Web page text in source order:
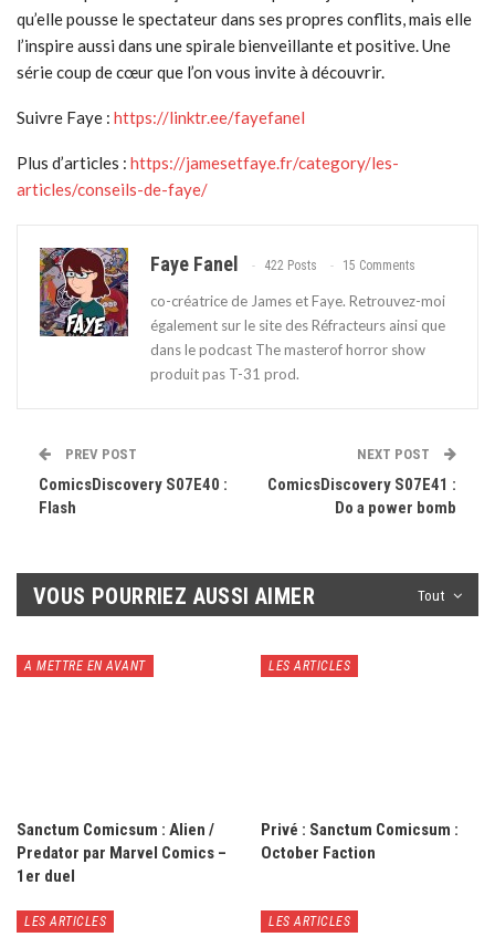
qu’elle pousse le spectateur dans ses propres conflits, mais elle
l’inspire aussi dans une spirale bienveillante et positive. Une
série coup de cœur que l’on vous invite à découvrir.
Suivre Faye : https://linktr.ee/fayefanel
Plus d’articles : https://jamesetfaye.fr/category/les-
articles/conseils-de-faye/
Faye Fanel 422 Posts 15 Comments
co-créatrice de James et Faye. Retrouvez-moi
également sur le site des Réfracteurs ainsi que
dans le podcast The masterof horror show
produit pas T-31 prod.
PREV POST
ComicsDiscovery S07E40 :
Flash
NEXT POST
ComicsDiscovery S07E41 :
Do a power bomb
Tout
VOUS POURRIEZ AUSSI AIMER
A METTRE EN AVANT
Sanctum Comicsum : Alien /
Predator par Marvel Comics –
1er duel
LES ARTICLES
Privé : Sanctum Comicsum :
October Faction
LES ARTICLES LES ARTICLES